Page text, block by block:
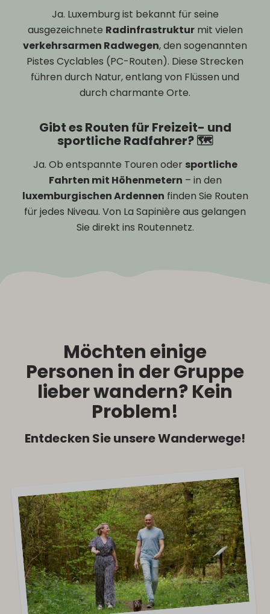
Ja. Luxemburg ist bekannt für seine
ausgezeichnete Radinfrastrukturmit vielen
verkehrsarmen Radwegen, den sogenannten
Pistes Cyclables (PC-Routen). Diese Strecken
führen durch Natur, entlang von Flüssen und
durch charmante Orte.
Gibt es Routen für Freizeit- und
sportliche Radfahrer? 🗺️
Ja. Ob entspannte Touren oder sportliche
Fahrten mit Höhenmetern – in den
luxemburgischen Ardennen finden Sie Routen
für jedes Niveau. Von La Sapinière aus gelangen
Sie direkt ins Routennetz.
Möchten einige
Personen in der Gruppe
lieber wandern? Kein
Problem!
Entdecken Sie unsere Wanderwege!